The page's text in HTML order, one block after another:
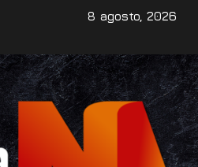
8 agosto, 2026